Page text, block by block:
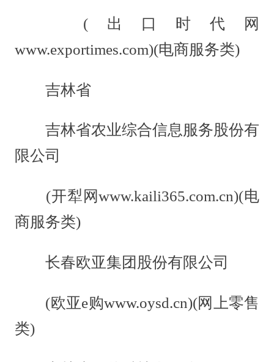
(出口时代网
www.exportimes.com)(电商服务类)
吉林省
吉林省农业综合信息服务股份有
限公司
(开犁网www.kaili365.com.cn)(电
商服务类)
长春欧亚集团股份有限公司
(欧亚e购www.oysd.cn)(网上零售
类)